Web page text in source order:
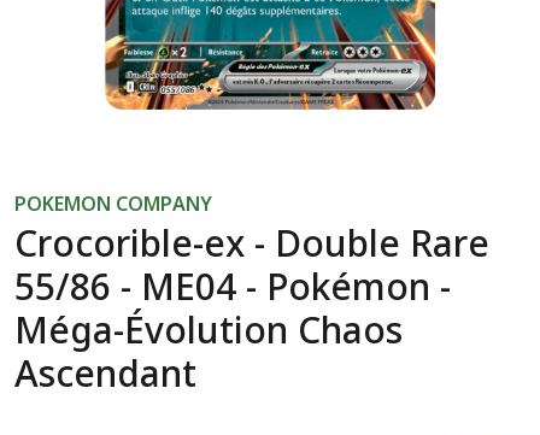
Crocorible-ex - Double Rare
55/86 - ME04 - Pokémon -
Méga-Évolution Chaos
Ascendant
POKEMON COMPANY